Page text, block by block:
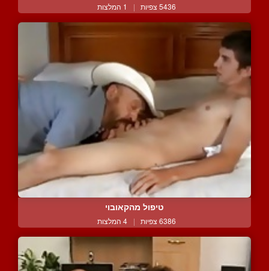
5436 צפיות | 1 המלצות
טיפול מהקאובוי
6386 צפיות | 4 המלצות